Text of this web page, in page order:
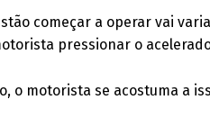
começar a operar vai
pressionar o
o motorista se acostuma a